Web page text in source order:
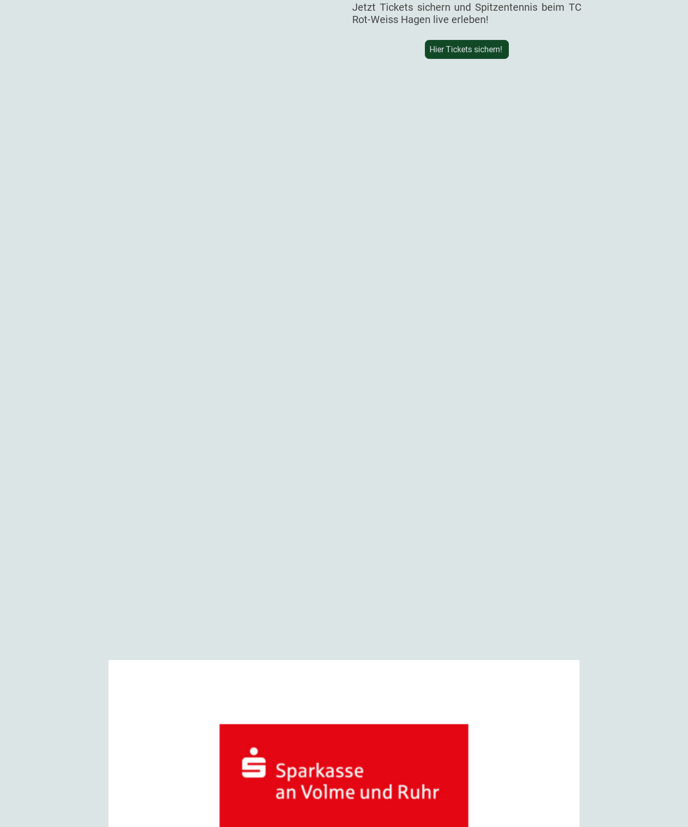
Jetzt Tickets sichern und Spitzentennis beim TC
Rot-Weiss Hagen live erleben!
Hier Tickets sichern!